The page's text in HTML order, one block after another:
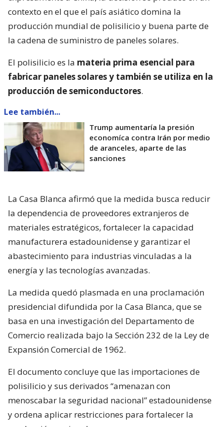
contexto en el que el país asiático domina la
producción mundial de polisilicio y buena parte de
la cadena de suministro de paneles solares.
El polisilicio es la materia prima esencial para
fabricar paneles solares y también se utiliza en la
producción de semiconductores.
Lee también...
Trump aumentaría la presión
economíca contra Irán por medio
de aranceles, aparte de las
sanciones
La Casa Blanca afirmó que la medida busca reducir
la dependencia de proveedores extranjeros de
materiales estratégicos, fortalecer la capacidad
manufacturera estadounidense y garantizar el
abastecimiento para industrias vinculadas a la
energía y las tecnologías avanzadas.
La medida quedó plasmada en una proclamación
presidencial difundida por la Casa Blanca, que se
basa en una investigación del Departamento de
Comercio realizada bajo la Sección 232 de la Ley de
Expansión Comercial de 1962.
El documento concluye que las importaciones de
polisilicio y sus derivados “amenazan con
menoscabar la seguridad nacional” estadounidense
y ordena aplicar restricciones para fortalecer la